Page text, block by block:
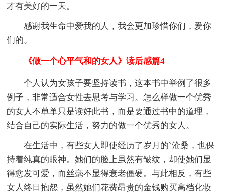
才有美好的一天。
感谢我生命中爱我的人，我会更加珍惜你们，爱你
们的。
《做一个心平气和的女人》读后感篇4
个人认为女孩子要坚持读书，这本书中举例了很多
例子，非常适合女性去思考与学习。怎么样做一个优秀
的女人不单单只是读好此书，而是要通过书中的道理，
结合自己的实际生活，努力的做一个优秀的女人。
在生活中，有些女人即使经历了岁月的`沧桑，也保
持着纯真的眼神。她们的脸上虽然有皱纹，却使她们显
得愈发可爱，而丝毫不显得衰老僵硬。与此相反，有些
女人终日抱怨，虽然她们花费昂贵的金钱购买高档化妆